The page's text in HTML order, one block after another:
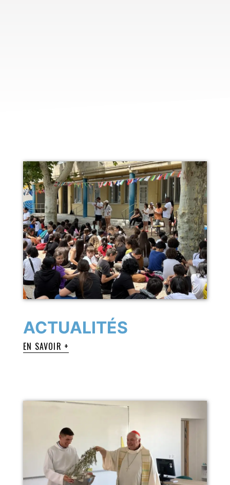
ACTUALITÉS
EN SAVOIR +